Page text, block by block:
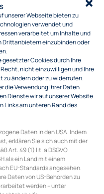
unserer Webseite bieten zu
verwendet und
verarbeitet um Inhalte und
Drittanbietern einzubinden oder
gesetzter Cookies durch Ihre
nicht einzuwilligen und Ihre
ändern oder zu widerrufen.
die Verwendung Ihrer Daten
Dienste wir auf unserer Website
Links am unteren Rand des
Daten in den USA. Indem
erklären Sie sich auch mit der
Art. 49 (1) lit. a DSGVO
als ein Land mit einem
EU-Standards angesehen.
Daten von US-Behörden zu
werden – unter
Kommentar